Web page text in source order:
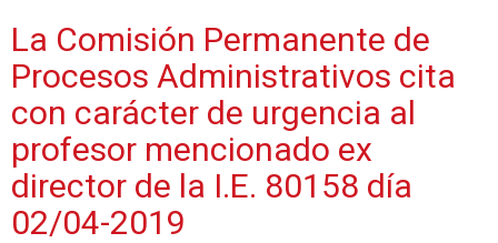
La Comisión Permanente de
Procesos Administrativos cita
con carácter de urgencia al
profesor mencionado ex
director de la I.E. 80158 día
02/04-2019